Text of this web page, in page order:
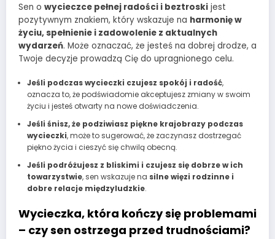
Sen o wycieczce pełnej radości i beztroski jest
pozytywnym znakiem, który wskazuje na harmonię w
życiu, spełnienie i zadowolenie z aktualnych
wydarzeń. Może oznaczać, że jesteś na dobrej drodze, a
Twoje decyzje prowadzą Cię do upragnionego celu.
Jeśli podczas wycieczki czujesz spokój i radość,
oznacza to, że podświadomie akceptujesz zmiany w swoim
życiu i jesteś otwarty na nowe doświadczenia.
Jeśli śnisz, że podziwiasz piękne krajobrazy podczas
wycieczki, może to sugerować, że zaczynasz dostrzegać
piękno życia i cieszyć się chwilą obecną.
Jeśli podróżujesz z bliskimi i czujesz się dobrze w ich
towarzystwie, sen wskazuje na silne więzi rodzinne i
dobre relacje międzyludzkie.
Wycieczka, która kończy się problemami
– czy sen ostrzega przed trudnościami?